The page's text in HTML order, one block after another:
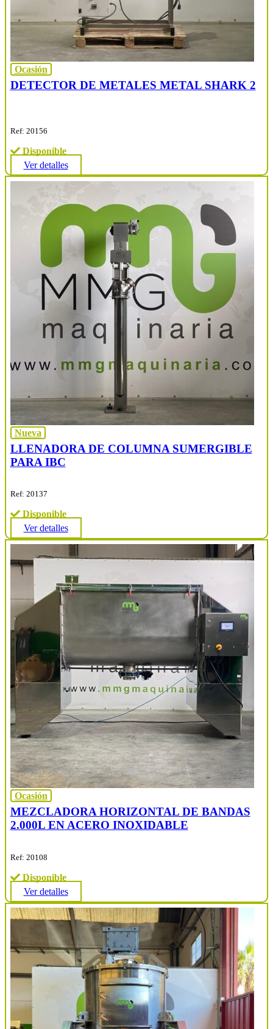
Ocasión
DETECTOR DE METALES METAL SHARK 2
Ref: 20156
Disponible
Ver detalles
Nueva
LLENADORA DE COLUMNA SUMERGIBLE
PARA IBC
Ref: 20137
Disponible
Ver detalles
Ocasión
MEZCLADORA HORIZONTAL DE BANDAS
2.000L EN ACERO INOXIDABLE
Ref: 20108
Disponible
Ver detalles